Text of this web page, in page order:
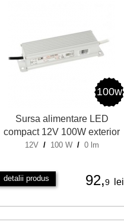
100w
Sursa alimentare LED
compact 12V 100W exterior
12V / 100 W / 0 lm
detalii produs 92,9 lei